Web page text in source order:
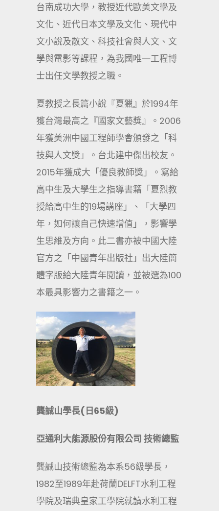
台南成功大學，教授近代歐美文學及
文化、近代日本文學及文化、現代中
文小說及散文、科技社會與人文、文
學與電影等課程，為我國唯一工程博
士出任文學教授之職。
夏教授之長篇小說『夏獵』於1994年
獲台灣最高之『國家文藝獎』。2006
年獲美洲中國工程師學會頒發之「科
技與人文獎」。台北建中傑出校友。
2015年獲成大「優良教師獎」。寫給
高中生及大學生之指導書籍「夏烈教
授給高中生的19場講座」、「大學四
年，如何讓自己快速增值」，影響學
生思維及方向。此二書亦被中國大陸
官方之「中國青年出版社」出大陸簡
體字版給大陸青年閱讀，並被選為100
本最具影響力之書籍之一。
龔誠山學長(日65級)
亞通利大能源股份有限公司 技術總監
龔誠山技術總監為本系56級學長，
1982至1989年赴荷蘭DELFT水利工程
學院及瑞典皇家工學院就讀水利工程